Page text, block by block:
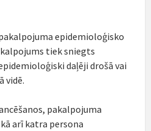
epidemioloģisko
tiek sniegts
daļēji drošā vai
vidē.
pakalpojuma
arī katra persona